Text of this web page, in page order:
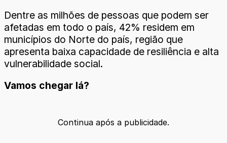
Dentre as milhões de pessoas que podem ser
afetadas em todo o país, 42% residem em
municípios do Norte do país, região que
apresenta baixa capacidade de resiliência e alta
vulnerabilidade social.
Vamos chegar lá?
Continua após a publicidade.